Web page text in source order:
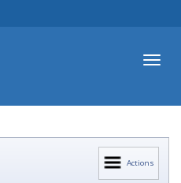
Actions